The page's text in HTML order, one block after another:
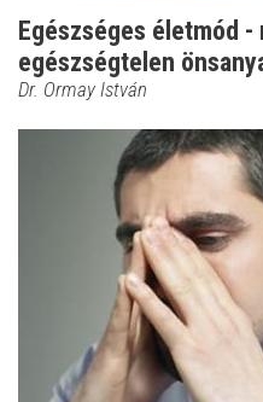
Egészséges életmód
egészségtelen
Dr. Ormay István